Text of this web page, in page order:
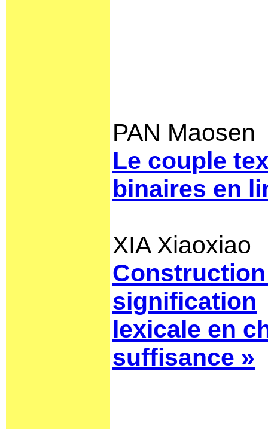
PAN Maosen
Le couple
binaires en
XIA Xiaoxiao
signification
lexicale en
suffisance »